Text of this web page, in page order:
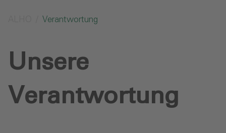
Verantwortung
Unsere
Verantwortung